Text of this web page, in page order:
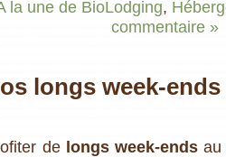
la une de BioLodging,
commentaire »
longs week-
delongs week-endsau